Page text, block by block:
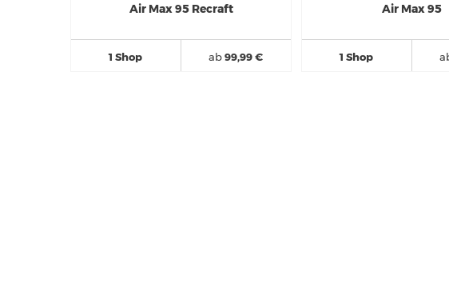
Air Max 95 Recraft
1 Shop ab99,99 €
Air Max 95
1 Shop